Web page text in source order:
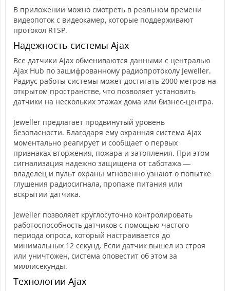
В приложении можно смотреть в реальном времени
видеопоток с видеокамер, которые поддерживают
протокол RTSP.
Надежность системы Ajax
Все датчики Ajax обмениваются данными с централью
Ajax Hub по зашифрованному радиопротоколу Jeweller.
Радиус работы системы может достигать 2000 метров на
открытом пространстве, что позволяет установить
датчики на нескольких этажах дома или бизнес-центра.
Jeweller предлагает продвинутый уровень
безопасности. Благодаря ему охранная система Ajax
моментально реагирует и сообщает о первых
признаках вторжения, пожара и затопления. При этом
сигнализация надежно защищена от саботажа —
владелец и пульт охраны мгновенно узнают о попытке
глушения радиосигнала, пропаже питания или
вскрытии датчика.
Jeweller позволяет круглосуточно контролировать
работоспособность датчиков с помощью частого
периода опроса, который настраивается до
минимальных 12 секунд. Если датчик вышел из строя
или уничтожен, система оповестит об этом за
миллисекунды.
Технологии Ajax